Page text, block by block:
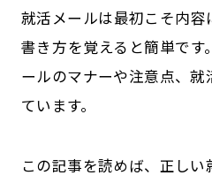
公式SNSはこ
就活メールは最初こそ内容
書き方を覚えると簡単で
ールのマナーや注意点、
ています。
この記事を読めば、正し